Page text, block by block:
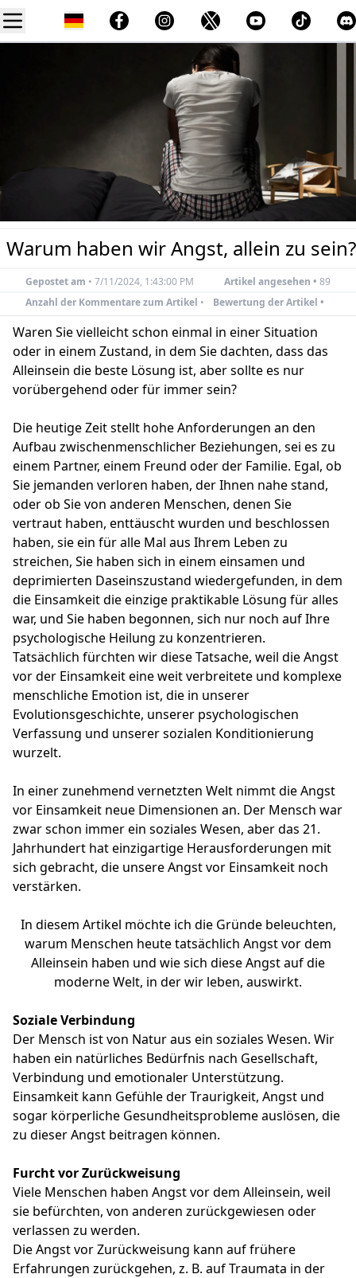
Warum haben wir Angst, allein zu sein?
Gepostet am • 7/11/2024, 1:43:00 PM Artikel angesehen • 89
Anzahl der Kommentare zum Artikel • Bewertung der Artikel •
Waren Sie vielleicht schon einmal in einer Situation
oder in einem Zustand, in dem Sie dachten, dass das
Alleinsein die beste Lösung ist, aber sollte es nur
vorübergehend oder für immer sein?
Die heutige Zeit stellt hohe Anforderungen an den
Aufbau zwischenmenschlicher Beziehungen, sei es zu
einem Partner, einem Freund oder der Familie. Egal, ob
Sie jemanden verloren haben, der Ihnen nahe stand,
oder ob Sie von anderen Menschen, denen Sie
vertraut haben, enttäuscht wurden und beschlossen
haben, sie ein für alle Mal aus Ihrem Leben zu
streichen, Sie haben sich in einem einsamen und
deprimierten Daseinszustand wiedergefunden, in dem
die Einsamkeit die einzige praktikable Lösung für alles
war, und Sie haben begonnen, sich nur noch auf Ihre
psychologische Heilung zu konzentrieren.
Tatsächlich fürchten wir diese Tatsache, weil die Angst
vor der Einsamkeit eine weit verbreitete und komplexe
menschliche Emotion ist, die in unserer
Evolutionsgeschichte, unserer psychologischen
Verfassung und unserer sozialen Konditionierung
wurzelt.
In einer zunehmend vernetzten Welt nimmt die Angst
vor Einsamkeit neue Dimensionen an. Der Mensch war
zwar schon immer ein soziales Wesen, aber das 21.
Jahrhundert hat einzigartige Herausforderungen mit
sich gebracht, die unsere Angst vor Einsamkeit noch
verstärken.
In diesem Artikel möchte ich die Gründe beleuchten,
warum Menschen heute tatsächlich Angst vor dem
Alleinsein haben und wie sich diese Angst auf die
moderne Welt, in der wir leben, auswirkt.
Soziale Verbindung
Der Mensch ist von Natur aus ein soziales Wesen. Wir
haben ein natürliches Bedürfnis nach Gesellschaft,
Verbindung und emotionaler Unterstützung.
Einsamkeit kann Gefühle der Traurigkeit, Angst und
sogar körperliche Gesundheitsprobleme auslösen, die
zu dieser Angst beitragen können.
Furcht vor Zurückweisung
Viele Menschen haben Angst vor dem Alleinsein, weil
sie befürchten, von anderen zurückgewiesen oder
verlassen zu werden.
Die Angst vor Zurückweisung kann auf frühere
Erfahrungen zurückgehen, z. B. auf Traumata in der